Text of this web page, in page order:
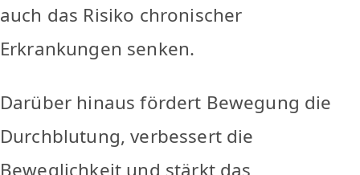
auch das Risiko chronischer
Erkrankungen senken.
Darüber hinaus fördert Bewegung die
Durchblutung, verbessert die
Beweglichkeit und stärkt das